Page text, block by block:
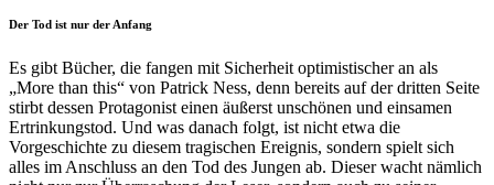
Der Tod ist nur der Anfang
Es gibt Bücher, die fangen mit Sicherheit optimistischer an als
„More than this“ von Patrick Ness, denn bereits auf der dritten Seite
stirbt dessen Protagonist einen äußerst unschönen und einsamen
Ertrinkungstod. Und was danach folgt, ist nicht etwa die
Vorgeschichte zu diesem tragischen Ereignis, sondern spielt sich
alles im Anschluss an den Tod des Jungen ab. Dieser wacht nämlich